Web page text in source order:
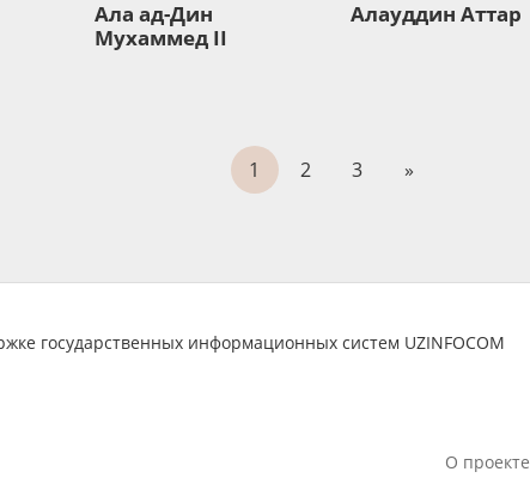
Ала ад-Дин
Мухаммед II
Алауддин Аттар
1 2 3 »
государственных информационных систем UZINFOCOM
О проекте